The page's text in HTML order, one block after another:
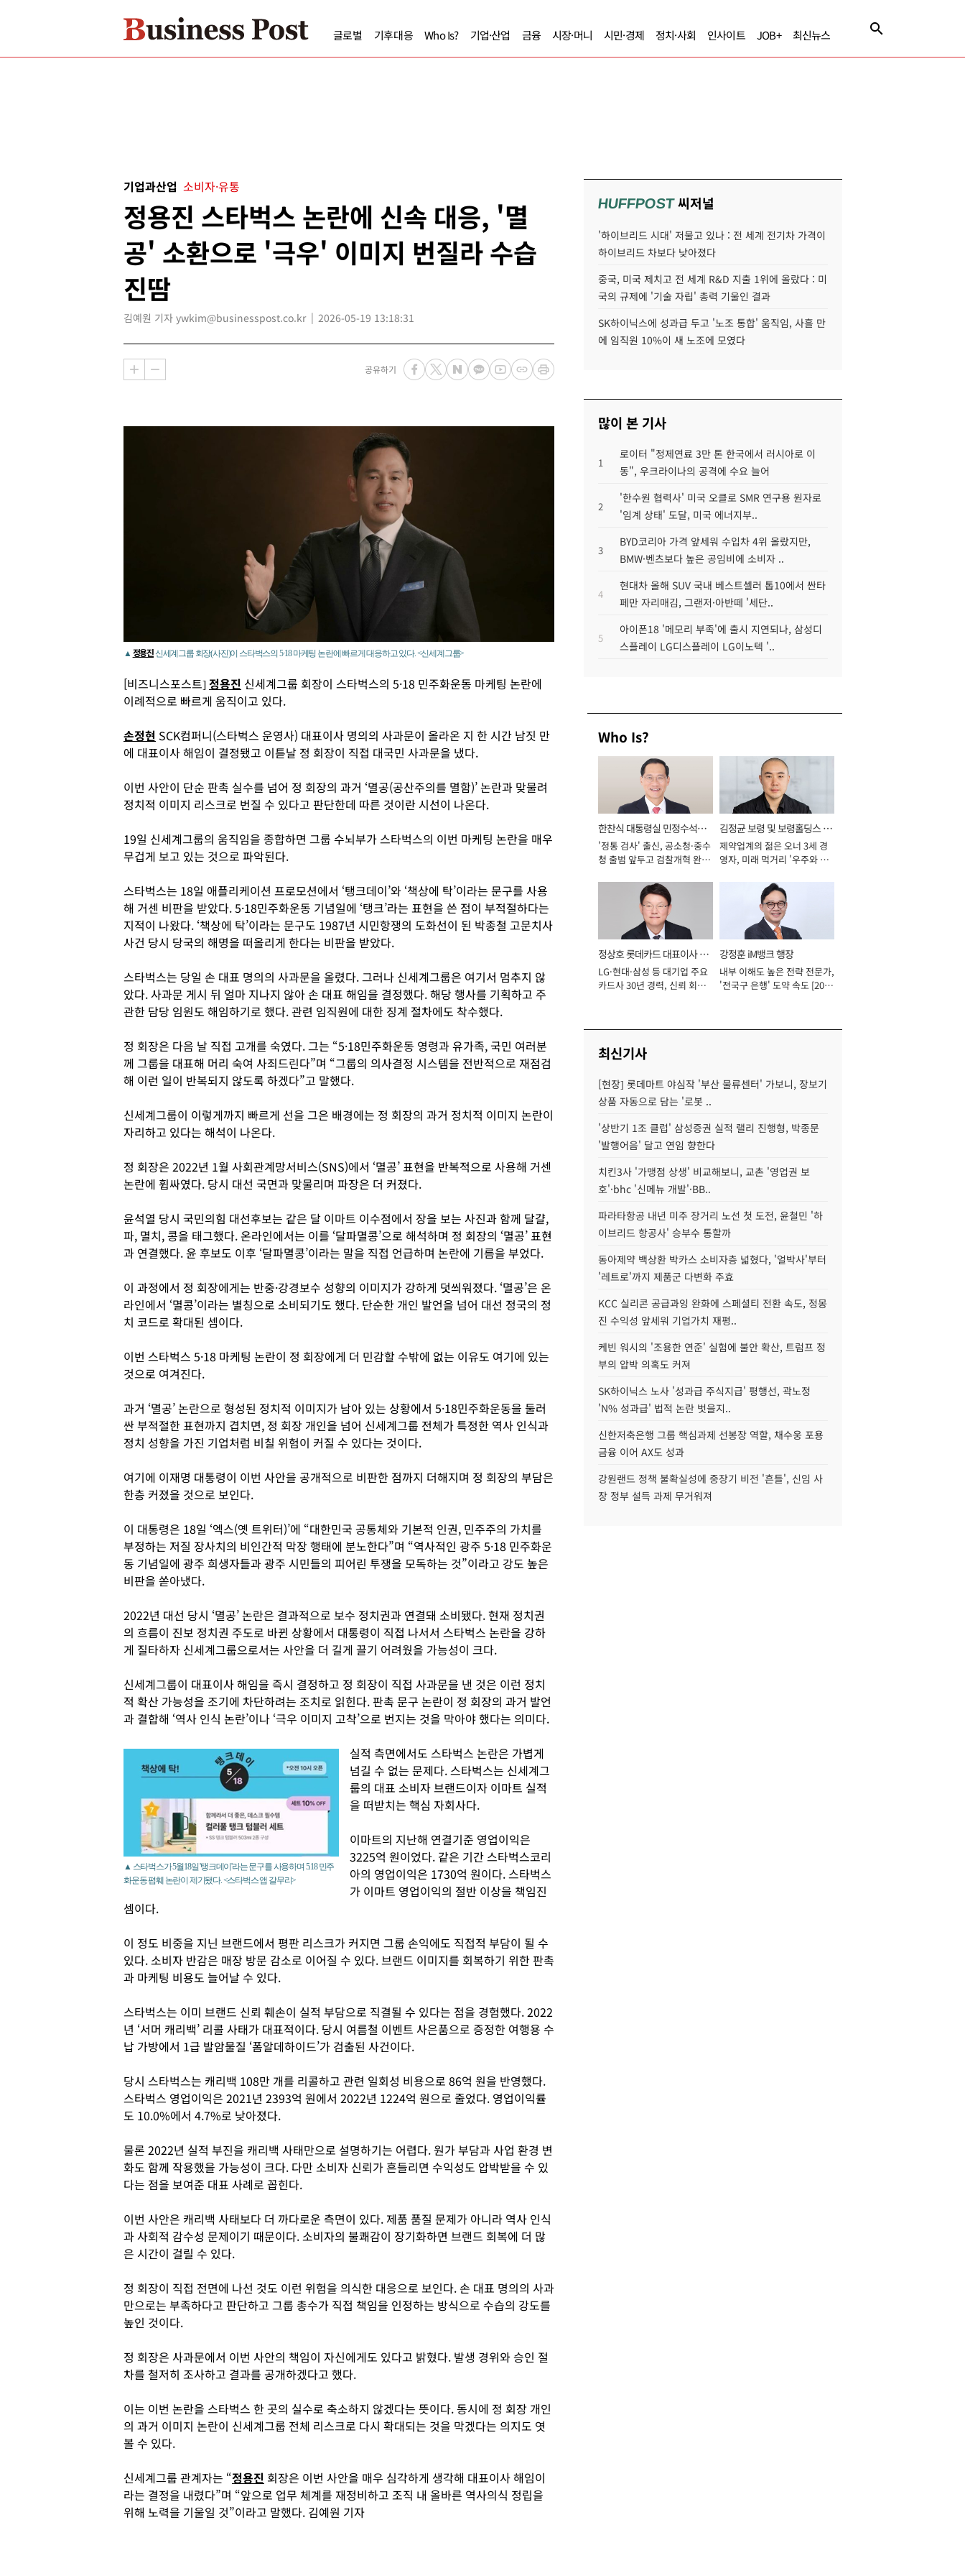
글로벌 기후대응 Who Is? 기업·산업 금융 시장·머니 시민·경제 정치·사회 인사이트 JOB+ 최신뉴스
기업과산업 소비자·유통
정용진 스타벅스 논란에 신속 대응, '멸
공' 소환으로 '극우' 이미지 번질라 수습
진땀
김예원 기자 ywkim@businesspost.co.kr 2026-05-19 13:18:31
공유하기
▲ 정용진신세계그룹 회장(사진)이 스타벅스의 5·18 마케팅 논란에 빠르게 대응하고 있다. <신세계그룹>
[비즈니스포스트]정용진 신세계그룹 회장이 스타벅스의 5·18 민주화운동 마케팅 논란에
이례적으로 빠르게 움직이고 있다.
손정현 SCK컴퍼니(스타벅스 운영사) 대표이사 명의의 사과문이 올라온 지 한 시간 남짓 만
에 대표이사 해임이 결정됐고 이튿날 정 회장이 직접 대국민 사과문을 냈다.
이번 사안이 단순 판촉 실수를 넘어 정 회장의 과거 ‘멸공(공산주의를 멸함)’ 논란과 맞물려
정치적 이미지 리스크로 번질 수 있다고 판단한데 따른 것이란 시선이 나온다.
19일 신세계그룹의 움직임을 종합하면 그룹 수뇌부가 스타벅스의 이번 마케팅 논란을 매우
무겁게 보고 있는 것으로 파악된다.
스타벅스는 18일 애플리케이션 프로모션에서 ‘탱크데이’와 ‘책상에 탁’이라는 문구를 사용
해 거센 비판을 받았다. 5·18민주화운동 기념일에 ‘탱크’라는 표현을 쓴 점이 부적절하다는
지적이 나왔다. ‘책상에 탁’이라는 문구도 1987년 시민항쟁의 도화선이 된 박종철 고문치사
사건 당시 당국의 해명을 떠올리게 한다는 비판을 받았다.
스타벅스는 당일 손 대표 명의의 사과문을 올렸다. 그러나 신세계그룹은 여기서 멈추지 않
았다. 사과문 게시 뒤 얼마 지나지 않아 손 대표 해임을 결정했다. 해당 행사를 기획하고 주
관한 담당 임원도 해임하기로 했다. 관련 임직원에 대한 징계 절차에도 착수했다.
정 회장은 다음 날 직접 고개를 숙였다. 그는 “5·18민주화운동 영령과 유가족, 국민 여러분
께 그룹을 대표해 머리 숙여 사죄드린다”며 “그룹의 의사결정 시스템을 전반적으로 재점검
해 이런 일이 반복되지 않도록 하겠다”고 말했다.
신세계그룹이 이렇게까지 빠르게 선을 그은 배경에는 정 회장의 과거 정치적 이미지 논란이
자리하고 있다는 해석이 나온다.
정 회장은 2022년 1월 사회관계망서비스(SNS)에서 ‘멸공’ 표현을 반복적으로 사용해 거센
논란에 휩싸였다. 당시 대선 국면과 맞물리며 파장은 더 커졌다.
윤석열 당시 국민의힘 대선후보는 같은 달 이마트 이수점에서 장을 보는 사진과 함께 달걀,
파, 멸치, 콩을 태그했다. 온라인에서는 이를 ‘달파멸콩’으로 해석하며 정 회장의 ‘멸공’ 표현
과 연결했다. 윤 후보도 이후 ‘달파멸콩’이라는 말을 직접 언급하며 논란에 기름을 부었다.
이 과정에서 정 회장에게는 반중·강경보수 성향의 이미지가 강하게 덧씌워졌다. ‘멸공’은 온
라인에서 ‘멸콩’이라는 별칭으로 소비되기도 했다. 단순한 개인 발언을 넘어 대선 정국의 정
치 코드로 확대된 셈이다.
이번 스타벅스 5·18 마케팅 논란이 정 회장에게 더 민감할 수밖에 없는 이유도 여기에 있는
것으로 여겨진다.
과거 ‘멸공’ 논란으로 형성된 정치적 이미지가 남아 있는 상황에서 5·18민주화운동을 둘러
싼 부적절한 표현까지 겹치면, 정 회장 개인을 넘어 신세계그룹 전체가 특정한 역사 인식과
정치 성향을 가진 기업처럼 비칠 위험이 커질 수 있다는 것이다.
여기에 이재명 대통령이 이번 사안을 공개적으로 비판한 점까지 더해지며 정 회장의 부담은
한층 커졌을 것으로 보인다.
이 대통령은 18일 ‘엑스(옛 트위터)’에 “대한민국 공통체와 기본적 인권, 민주주의 가치를
부정하는 저질 장사치의 비인간적 막장 행태에 분노한다”며 “역사적인 광주 5·18 민주화운
동 기념일에 광주 희생자들과 광주 시민들의 피어린 투쟁을 모독하는 것”이라고 강도 높은
비판을 쏟아냈다.
2022년 대선 당시 ‘멸공’ 논란은 결과적으로 보수 정치권과 연결돼 소비됐다. 현재 정치권
의 흐름이 진보 정치권 주도로 바뀐 상황에서 대통령이 직접 나서서 스타벅스 논란을 강하
게 질타하자 신세계그룹으로서는 사안을 더 길게 끌기 어려웠을 가능성이 크다.
신세계그룹이 대표이사 해임을 즉시 결정하고 정 회장이 직접 사과문을 낸 것은 이런 정치
적 확산 가능성을 조기에 차단하려는 조치로 읽힌다. 판촉 문구 논란이 정 회장의 과거 발언
과 결합해 ‘역사 인식 논란’이나 ‘극우 이미지 고착’으로 번지는 것을 막아야 했다는 의미다.
▲ 스타벅스가 5월18일 '탱크데이'라는 문구를 사용하며 5.18 민주
화운동 폄훼 논란이 제기됐다. <스타벅스 앱 갈무리>
실적 측면에서도 스타벅스 논란은 가볍게
넘길 수 없는 문제다. 스타벅스는 신세계그
룹의 대표 소비자 브랜드이자 이마트 실적
을 떠받치는 핵심 자회사다.
이마트의 지난해 연결기준 영업이익은
3225억 원이었다. 같은 기간 스타벅스코리
아의 영업이익은 1730억 원이다. 스타벅스
가 이마트 영업이익의 절반 이상을 책임진
셈이다.
이 정도 비중을 지닌 브랜드에서 평판 리스크가 커지면 그룹 손익에도 직접적 부담이 될 수
있다. 소비자 반감은 매장 방문 감소로 이어질 수 있다. 브랜드 이미지를 회복하기 위한 판촉
과 마케팅 비용도 늘어날 수 있다.
스타벅스는 이미 브랜드 신뢰 훼손이 실적 부담으로 직결될 수 있다는 점을 경험했다. 2022
년 ‘서머 캐리백’ 리콜 사태가 대표적이다. 당시 여름철 이벤트 사은품으로 증정한 여행용 수
납 가방에서 1급 발암물질 ‘폼알데하이드’가 검출된 사건이다.
당시 스타벅스는 캐리백 108만 개를 리콜하고 관련 일회성 비용으로 86억 원을 반영했다.
스타벅스 영업이익은 2021년 2393억 원에서 2022년 1224억 원으로 줄었다. 영업이익률
도 10.0%에서 4.7%로 낮아졌다.
물론 2022년 실적 부진을 캐리백 사태만으로 설명하기는 어렵다. 원가 부담과 사업 환경 변
화도 함께 작용했을 가능성이 크다. 다만 소비자 신뢰가 흔들리면 수익성도 압박받을 수 있
다는 점을 보여준 대표 사례로 꼽힌다.
이번 사안은 캐리백 사태보다 더 까다로운 측면이 있다. 제품 품질 문제가 아니라 역사 인식
과 사회적 감수성 문제이기 때문이다. 소비자의 불쾌감이 장기화하면 브랜드 회복에 더 많
은 시간이 걸릴 수 있다.
정 회장이 직접 전면에 나선 것도 이런 위험을 의식한 대응으로 보인다. 손 대표 명의의 사과
만으로는 부족하다고 판단하고 그룹 총수가 직접 책임을 인정하는 방식으로 수습의 강도를
높인 것이다.
정 회장은 사과문에서 이번 사안의 책임이 자신에게도 있다고 밝혔다. 발생 경위와 승인 절
차를 철저히 조사하고 결과를 공개하겠다고 했다.
이는 이번 논란을 스타벅스 한 곳의 실수로 축소하지 않겠다는 뜻이다. 동시에 정 회장 개인
의 과거 이미지 논란이 신세계그룹 전체 리스크로 다시 확대되는 것을 막겠다는 의지도 엿
볼 수 있다.
신세계그룹 관계자는 “정용진 회장은 이번 사안을 매우 심각하게 생각해 대표이사 해임이
라는 결정을 내렸다”며 “앞으로 업무 체계를 재정비하고 조직 내 올바른 역사의식 정립을
위해 노력을 기울일 것”이라고 말했다. 김예원 기자
HUFFPOST씨저널
'하이브리드 시대' 저물고 있나 : 전 세계 전기차 가격이
하이브리드 차보다 낮아졌다
중국, 미국 제치고 전 세계 R&D 지출 1위에 올랐다 : 미
국의 규제에 '기술 자립' 총력 기울인 결과
SK하이닉스에 성과급 두고 '노조 통합' 움직임, 사흘 만
에 임직원 10%이 새 노조에 모였다
많이 본 기사
1
로이터 "정제연료 3만 톤 한국에서 러시아로 이
동", 우크라이나의 공격에 수요 늘어
2
'한수원 협력사' 미국 오클로 SMR 연구용 원자로
'임계 상태' 도달, 미국 에너지부..
3
BYD코리아 가격 앞세워 수입차 4위 올랐지만,
BMW·벤츠보다 높은 공임비에 소비자 ..
4
현대차 올해 SUV 국내 베스트셀러 톱10에서 싼타
페만 자리매김, 그랜저·아반떼 '세단..
5
아이폰18 '메모리 부족'에 출시 지연되나, 삼성디
스플레이 LG디스플레이 LG이노텍 '..
Who Is?
한찬식 대통령실 민정수석비
서관
'정통 검사' 출신, 공소청·중수
청 출범 앞두고 검찰개혁 완수
김정균 보령 및 보령홀딩스 대
표이사 사장
제약업계의 젊은 오너 3세 경
영자, 미래 먹거리 '우주와 헬
정상호 롯데카드 대표이사 사
장
LG·현대·삼성 등 대기업 주요
카드사 30년 경력, 신뢰 회복
강정훈 iM뱅크 행장
내부 이해도 높은 전략 전문가,
'전국구 은행' 도약 속도 [2026
최신기사
[현장] 롯데마트 야심작 '부산 물류센터' 가보니, 장보기
상품 자동으로 담는 '로봇 ..
'상반기 1조 클럽' 삼성증권 실적 랠리 진행형, 박종문
'발행어음' 달고 연임 향한다
치킨3사 '가맹점 상생' 비교해보니, 교촌 '영업권 보
호'·bhc '신메뉴 개발'·BB..
파라타항공 내년 미주 장거리 노선 첫 도전, 윤철민 '하
이브리드 항공사' 승부수 통할까
동아제약 백상환 박카스 소비자층 넓혔다, '얼박사'부터
'레트로'까지 제품군 다변화 주효
KCC 실리콘 공급과잉 완화에 스페셜티 전환 속도, 정몽
진 수익성 앞세워 기업가치 재평..
케빈 워시의 '조용한 연준' 실험에 불안 확산, 트럼프 정
부의 압박 의혹도 커져
SK하이닉스 노사 '성과급 주식지급' 평행선, 곽노정
'N% 성과급' 법적 논란 벗을지..
신한저축은행 그룹 핵심과제 선봉장 역할, 채수웅 포용
금융 이어 AX도 성과
강원랜드 정책 불확실성에 중장기 비전 '흔들', 신임 사
장 정부 설득 과제 무거워져